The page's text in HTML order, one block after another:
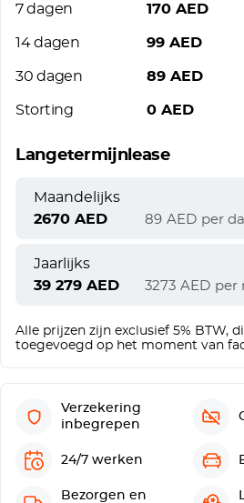
7 dagen 170 AED
14 dagen 99 AED
30 dagen 89 AED
Storting 0 AED
Langetermijnlease
Maandelijks
2670 AED 89 AED per
Jaarlijks
39 279 AED 3273 AED per
Alle prijzen zijn exclusief 5% BTW,
toegevoegd op het moment van
Verzekering
inbegrepen
24/7 werken
Bezorgen en